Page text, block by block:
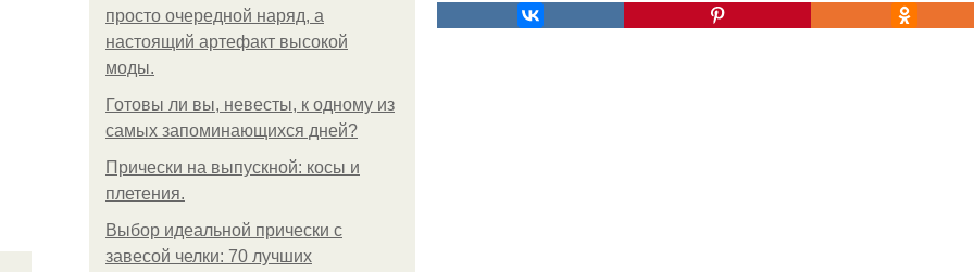
просто очередной наряд, а
настоящий артефакт высокой
моды.
Готовы ли вы, невесты, к одному из
самых запоминающихся дней?
Прически на выпускной: косы и
плетения.
Выбор идеальной прически с
завесой челки: 70 лучших